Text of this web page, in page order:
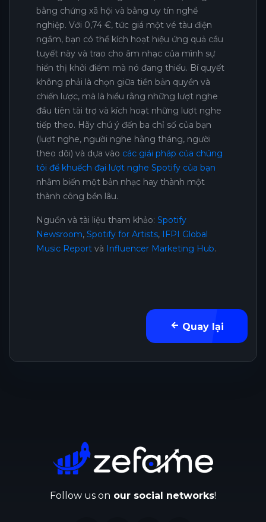
bằng chứng xã hội và bằng uy tín nghề
nghiệp. Với 0,74 €, tức giá một vé tàu điện
ngầm, bạn có thể kích hoạt hiệu ứng quả cầu
tuyết này và trao cho âm nhạc của mình sự
hiển thị khởi điểm mà nó đang thiếu. Bí quyết
không phải là chọn giữa tiền bản quyền và
chiến lược, mà là hiểu rằng những lượt nghe
đầu tiên tài trợ và kích hoạt những lượt nghe
tiếp theo. Hãy chú ý đến ba chỉ số của bạn
(lượt nghe, người nghe hằng tháng, người
theo dõi) và dựa vào các giải pháp của chúng
tôi để khuếch đại lượt nghe Spotify của bạn
nhằm biến một bản nhạc hay thành một
thành công bền lâu.
Nguồn và tài liệu tham khảo: Spotify
Newsroom, Spotify for Artists, IFPI Global
Music Report và Influencer Marketing Hub.
Quay lại
Follow us on our social networks!